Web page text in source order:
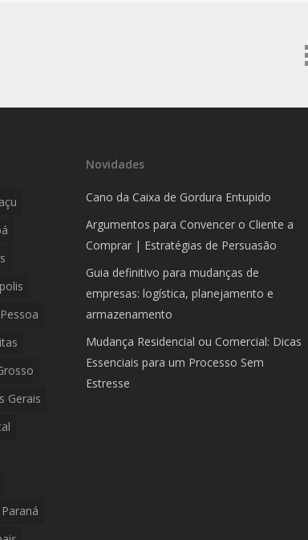
Gerais
Paraná
Novidades
Cano da Caixa de Gordura Entupido
Argumentos para Convencer o Cliente a
Comprar | Estratégias de Persuasão
Guia definitivo para mudanças de
empresas: logística, planejamento e
armazenamento
Mudança Residencial ou Comercial: Dicas
Essenciais para um Processo Sem
Estresse